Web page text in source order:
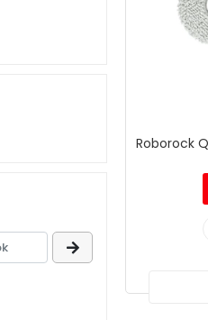
Roborock